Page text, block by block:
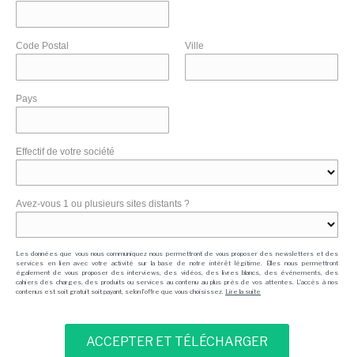
Code Postal Ville
Pays
Effectif de votre société
Avez-vous 1 ou plusieurs sites distants ?
Les données que vous nous communiquez nous permettront de vous proposer des newsletters et des
services en lien avec votre activité sur la base de notre intérêt légitime. Elles nous permettront
également de vous proposer des interviews, des vidéos, des livres blancs, des événements, des
cahiers des charges, des produits ou services au contenu au plus près de vos attentes. L'accès à nos
contenus est soit gratuit soit payant, selon l'offre que vous choisissez. Lire la suite